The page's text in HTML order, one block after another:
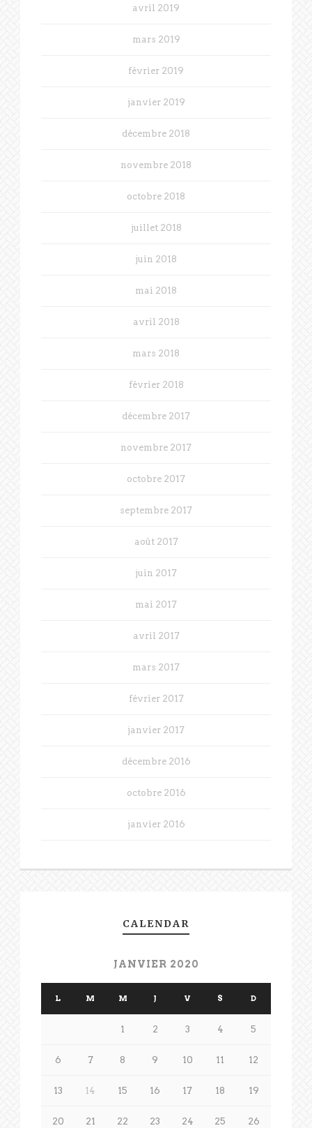
avril 2019
mars 2019
février 2019
janvier 2019
décembre 2018
novembre 2018
octobre 2018
juillet 2018
juin 2018
mai 2018
avril 2018
mars 2018
février 2018
décembre 2017
novembre 2017
octobre 2017
septembre 2017
août 2017
juin 2017
mai 2017
avril 2017
mars 2017
février 2017
janvier 2017
décembre 2016
octobre 2016
janvier 2016
CALENDAR
JANVIER 2020
L M M J V S D
1 2 3 4 5
6 7 8 9 10 11 12
13 14 15 16 17 18 19
20 21 22 23 24 25 26